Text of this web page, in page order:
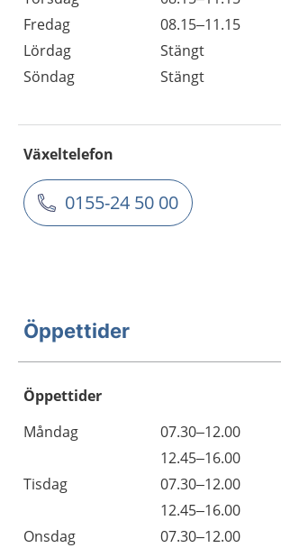
Fredag
08.15–11.15
Lördag
Stängt
Söndag
Stängt
Växeltelefon
0155-24 50 00
Öppettider
Öppettider
Dag
Öppettider
Kommentarer
Måndag
07.30–12.00
12.45–16.00
Tisdag
07.30–12.00
12.45–16.00
Onsdag
07.30–12.00